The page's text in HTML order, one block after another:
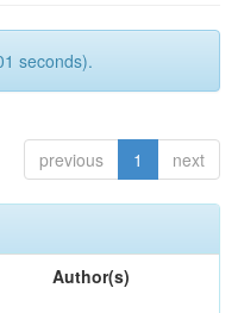
seconds).
previous 1 next
Author(s)